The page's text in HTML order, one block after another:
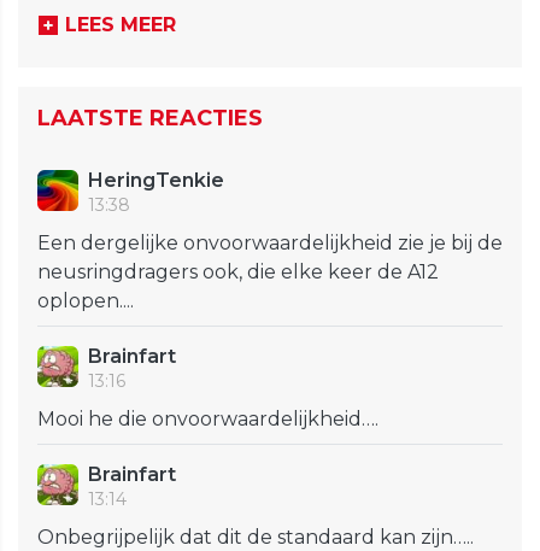
LEES MEER
LAATSTE REACTIES
HeringTenkie
13:38
Een dergelijke onvoorwaardelijkheid zie je bij de
neusringdragers ook, die elke keer de A12
oplopen....
Brainfart
13:16
Mooi he die onvoorwaardelijkheid….
Brainfart
13:14
Onbegrijpelijk dat dit de standaard kan zijn…..